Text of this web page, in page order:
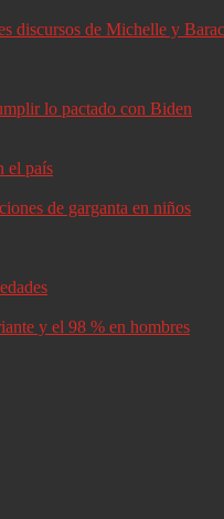
discursos de Michelle y
lo pactado con Biden
el país
de garganta en niños
y el 98 % en hombres